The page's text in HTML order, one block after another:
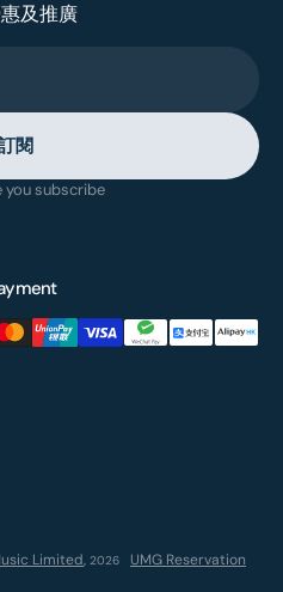
及推廣
閱
you subscribe
Limited, 2026
UMG Reservation